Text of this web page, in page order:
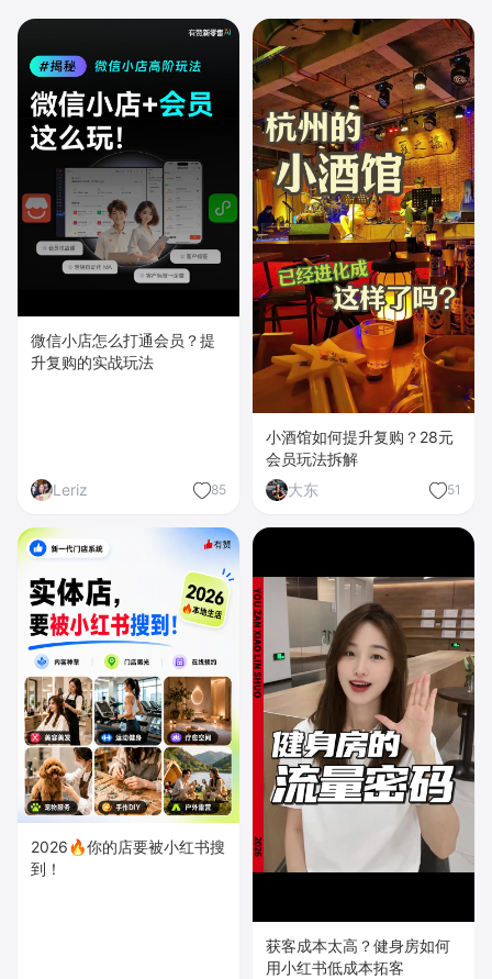
微信小店怎么打通会员？提
升复购的实战玩法
Leriz 85
小酒馆如何提升复购？28元
会员玩法拆解
大东
51
2026🔥你的店要被小红书搜
到！
获客成本太高？健身房如何
用小红书低成本拓客